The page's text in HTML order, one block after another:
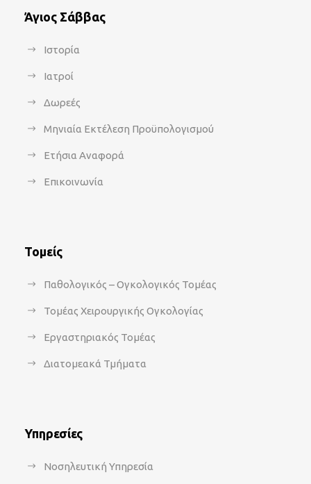
Άγιος Σάββας
Ιστορία
Ιατροί
Δωρεές
Μηνιαία Εκτέλεση Προϋπολογισμού
Ετήσια Αναφορά
Επικοινωνία
Τομείς
Παθολογικός – Ογκολογικός Τομέας
Τομέας Χειρουργικής Ογκολογίας
Εργαστηριακός Τομέας
Διατομεακά Τμήματα
Υπηρεσίες
Νοσηλευτική Υπηρεσία